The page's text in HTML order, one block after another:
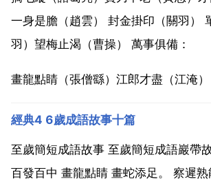
一身是膽（趙雲） 封金掛印（關羽）
羽）望梅止渴（曹操） 萬事俱備：
畫龍點睛（張僧繇）江郎才盡（江淹）
經典4 6歲成語故事十篇
至歲簡短成語故事 至歲簡短成語巖帶
百發百中 畫龍點睛 畫蛇添足。 察遲熟